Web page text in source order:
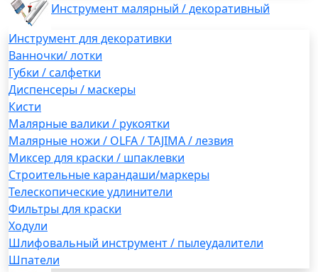
Инструмент малярный / декоративный
Инструмент для декоративки
Ванночки/ лотки
Губки / салфетки
Диспенсеры / маскеры
Кисти
Малярные валики / рукоятки
Малярные ножи / OLFA / TAJIMA / лезвия
Миксер для краски / шпаклевки
Строительные карандаши/маркеры
Телескопические удлинители
Фильтры для краски
Ходули
Шлифовальный инструмент / пылеудалители
Шпатели